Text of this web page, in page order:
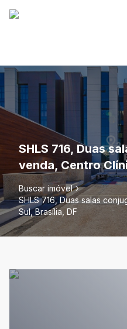
SHLS 716, Duas
venda, Centro
Buscar imóvel
SHLS 716, Duas salas
Sul, Brasília, DF